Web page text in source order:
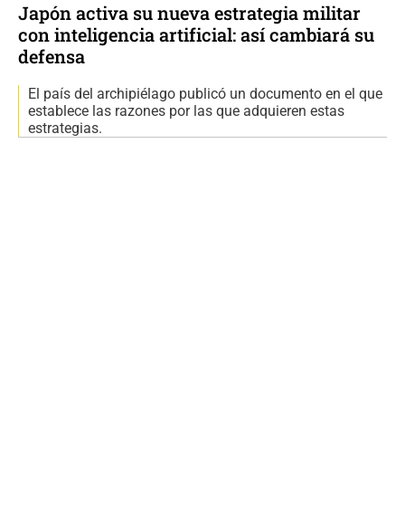
Japón activa su nueva estrategia militar
con inteligencia artificial: así cambiará su
defensa
El país del archipiélago publicó un documento en el que
establece las razones por las que adquieren estas
estrategias.